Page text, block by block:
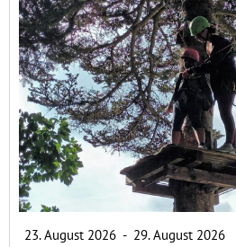
23. August 2026 - 29. August 2026